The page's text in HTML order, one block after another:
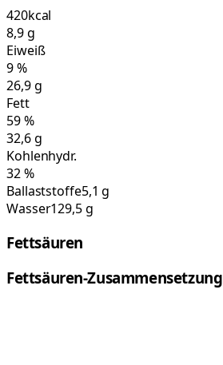
420kcal
8,9g
Eiweiß
9%
26,9g
Fett
59%
32,6g
Kohlenhydr.
32%
Ballaststoffe5,1 g
Wasser129,5 g
Fettsäuren
Fettsäuren-Zusammensetzung